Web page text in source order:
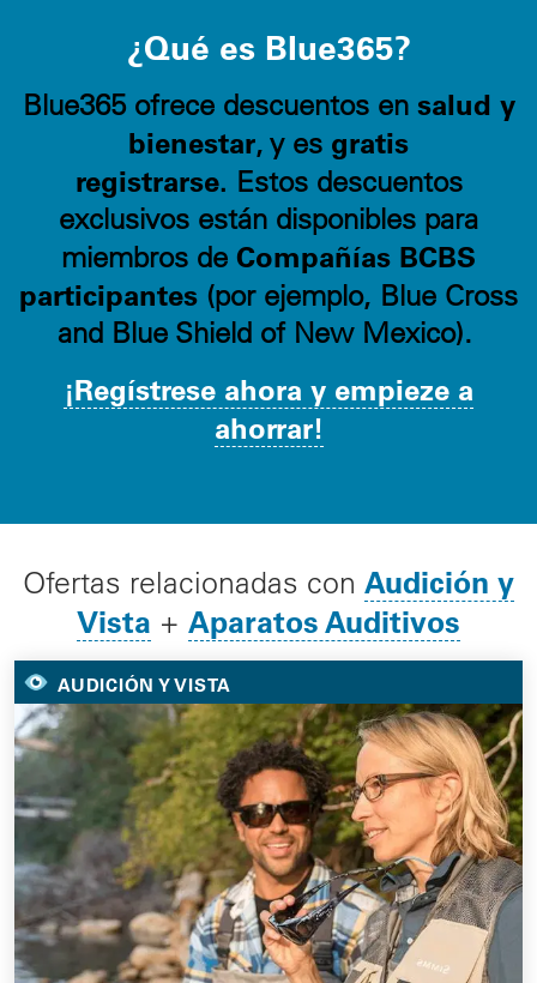
¿Qué es Blue365?
Blue365 ofrece descuentos en salud y
bienestar, y es gratis
registrarse. Estos descuentos
exclusivos están disponibles para
miembros de Compañías BCBS
participantes (por ejemplo, Blue Cross
and Blue Shield of New Mexico).
¡Regístrese ahora y empieze a
ahorrar!
Ofertas relacionadas con Audición y
Vista + Aparatos Auditivos
AUDICIÓN Y VISTA